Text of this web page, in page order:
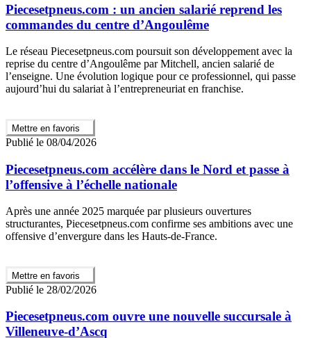
Piecesetpneus.com : un ancien salarié reprend les
commandes du centre d’Angoulême
Le réseau Piecesetpneus.com poursuit son développement avec la
reprise du centre d’Angoulême par Mitchell, ancien salarié de
l’enseigne. Une évolution logique pour ce professionnel, qui passe
aujourd’hui du salariat à l’entrepreneuriat en franchise.
Mettre en favoris
Publié le 08/04/2026
Piecesetpneus.com accélère dans le Nord et passe à
l’offensive à l’échelle nationale
Après une année 2025 marquée par plusieurs ouvertures
structurantes, Piecesetpneus.com confirme ses ambitions avec une
offensive d’envergure dans les Hauts-de-France.
Mettre en favoris
Publié le 28/02/2026
Piecesetpneus.com ouvre une nouvelle succursale à
Villeneuve-d’Ascq